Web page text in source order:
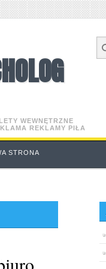
WEWNĘTRZNE
REKLAMY PIŁA
STRONA